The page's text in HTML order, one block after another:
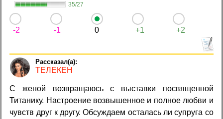
35/27
-2 -1 0 +1 +2
ТЕЛЕКЕН
С женой возвращаюсь с выставки посвященной
Титанику. Настроение возвышенное и полное любви и
чувств друг к другу. Обсуждаем осталась ли супруга со